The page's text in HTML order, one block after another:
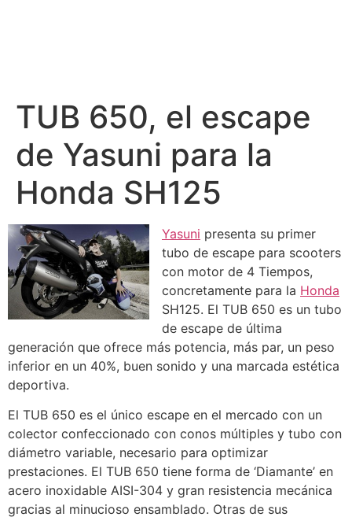
TUB 650, el escape
de Yasuni para la
Honda SH125
Yasuni presenta su primer
tubo de escape para scooters
con motor de 4 Tiempos,
concretamente para la Honda
SH125. El TUB 650 es un tubo
de escape de última
generación que ofrece más potencia, más par, un peso
inferior en un 40%, buen sonido y una marcada estética
deportiva.
El TUB 650 es el único escape en el mercado con un
colector confeccionado con conos múltiples y tubo con
diámetro variable, necesario para optimizar
prestaciones. El TUB 650 tiene forma de ‘Diamante’ en
acero inoxidable AISI-304 y gran resistencia mecánica
gracias al minucioso ensamblado. Otras de sus